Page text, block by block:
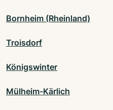
Bornheim (Rheinland)
Troisdorf
Königswinter
Mülheim-Kärlich